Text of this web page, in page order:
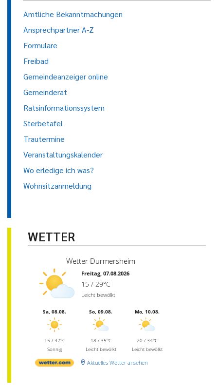
Amtliche Bekanntmachungen
Ansprechpartner A-Z
Formulare
Freibad
Gemeindeanzeiger online
Gemeinderat
Ratsinformationssystem
Sterbetafel
Trautermine
Veranstaltungskalender
Wo erledige ich was?
Wohnsitzanmeldung
WETTER
Wetter Durmersheim
Freitag, 07.08.2026
15 / 29°C
Leicht bewölkt
Sa, 08.08.
15 / 32°C
Sonnig
So, 09.08.
18 / 35°C
Leicht bewölkt
Mo, 10.08.
20 / 34°C
Leicht bewölkt
Aktuelles Wetter ansehen